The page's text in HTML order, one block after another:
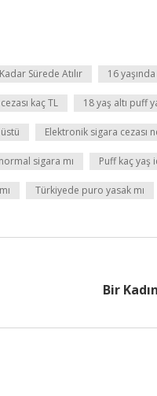
Sürede Atılır 16
kaç TL 18 yaş altı puff
Elektronik sigara cezası
sigara mı Puff kaç yaş
Türkiyede puro yasak mı
Bir